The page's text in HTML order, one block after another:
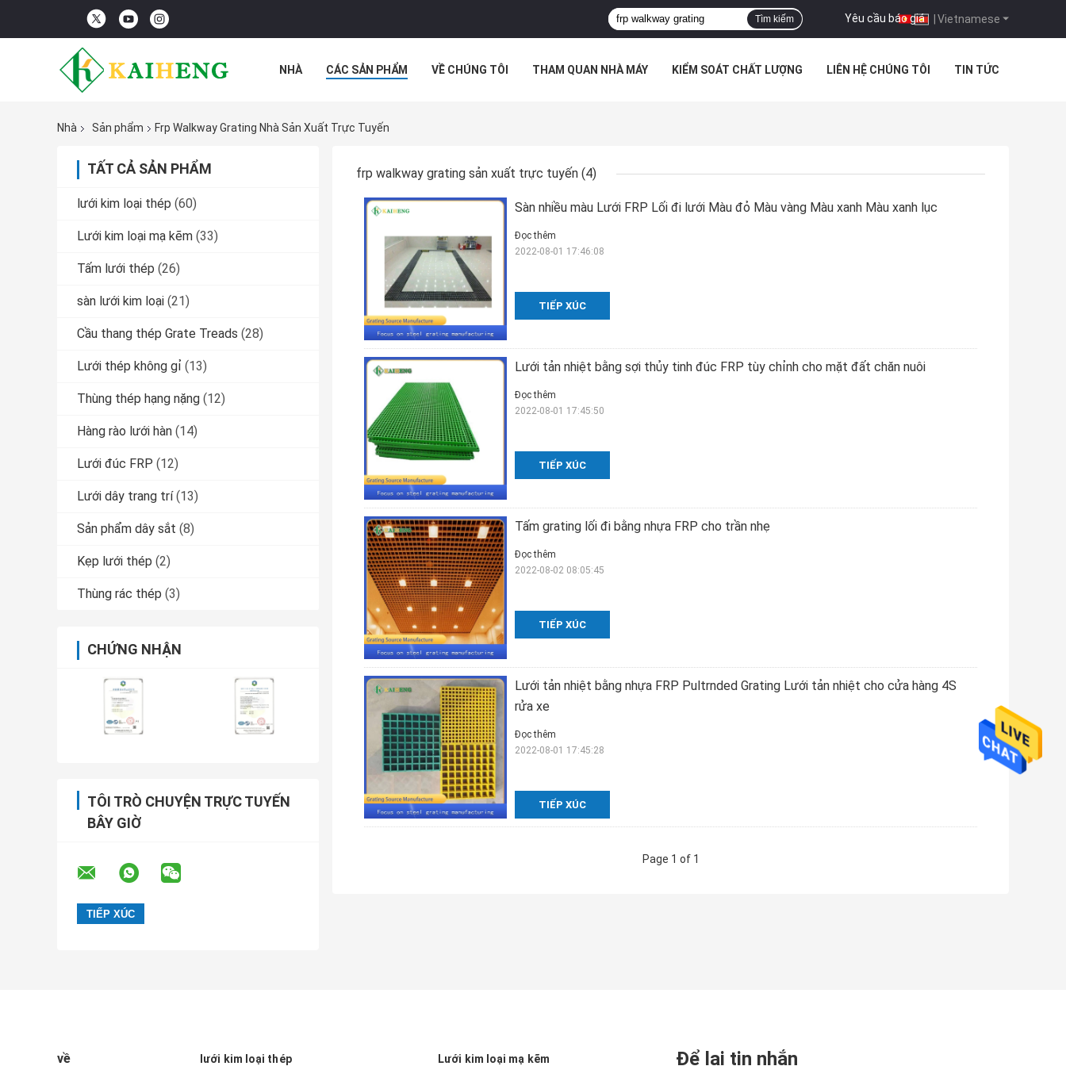
Vietnamese
Yêu cầu báo giá |
Tìm kiếm
NHÀ CÁC SẢN PHẨM VỀ CHÚNG TÔI THAM QUAN NHÀ MÁY KIỂM SOÁT CHẤT LƯỢNG LIÊN HỆ CHÚNG TÔI TIN TỨC
Nhà
Sản phẩm Frp Walkway Grating Nhà Sản Xuất Trực Tuyến
TẤT CẢ SẢN PHẨM
lưới kim loại thép (60)
Lưới kim loại mạ kẽm (33)
Tấm lưới thép (26)
sàn lưới kim loại (21)
Cầu thang thép Grate Treads (28)
Lưới thép không gỉ (13)
Thùng thép hạng nặng (12)
Hàng rào lưới hàn (14)
Lưới đúc FRP (12)
Lưới dây trang trí (13)
Sản phẩm dây sắt (8)
Kẹp lưới thép (2)
Thùng rác thép (3)
CHỨNG NHẬN
TÔI TRÒ CHUYỆN TRỰC TUYẾN
BÂY GIỜ
frp walkway grating sản xuất trực tuyến (4)
Sàn nhiều màu Lưới FRP Lối đi lưới Màu đỏ Màu vàng Màu xanh Màu xanh lục
TIẾP XÚC
Đọc thêm
2022-08-01 17:46:08
Lưới tản nhiệt bằng sợi thủy tinh đúc FRP tùy chỉnh cho mặt đất chăn nuôi
TIẾP XÚC
Đọc thêm
2022-08-01 17:45:50
Tấm grating lối đi bằng nhựa FRP cho trần nhẹ
TIẾP XÚC
Đọc thêm
2022-08-02 08:05:45
Lưới tản nhiệt bằng nhựa FRP Pultrnded Grating Lưới tản nhiệt cho cửa hàng 4S
rửa xe
TIẾP XÚC
Đọc thêm
2022-08-01 17:45:28
Page 1 of 1
về lưới kim loại thép Lưới kim loại mạ kẽm Để lại tin nhắn